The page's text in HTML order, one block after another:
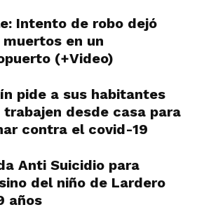
Intento de robo dejó
muertos en un
(+Video)
pide a sus habitantes
trabajen desde casa para
contra el covid-19
Anti Suicidio para
del niño de Lardero
años